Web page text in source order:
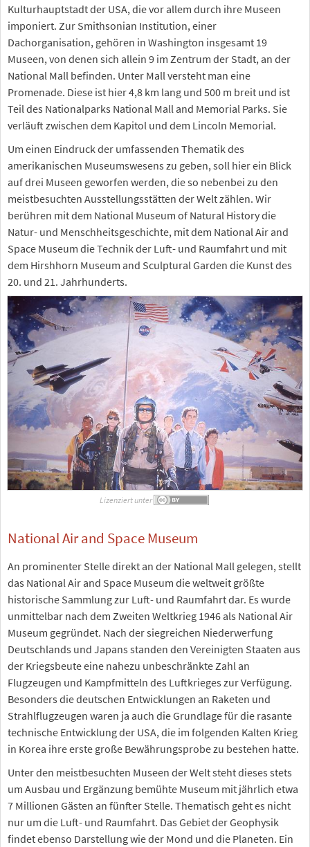
Kulturhauptstadt der USA, die vor allem durch ihre Museen
imponiert. Zur Smithsonian Institution, einer
Dachorganisation, gehören in Washington insgesamt 19
Museen, von denen sich allein 9 im Zentrum der Stadt, an der
National Mall befinden. Unter Mall versteht man eine
Promenade. Diese ist hier 4,8 km lang und 500 m breit und ist
Teil des Nationalparks National Mall and Memorial Parks. Sie
verläuft zwischen dem Kapitol und dem Lincoln Memorial.
Um einen Eindruck der umfassenden Thematik des
amerikanischen Museumswesens zu geben, soll hier ein Blick
auf drei Museen geworfen werden, die so nebenbei zu den
meistbesuchten Ausstellungsstätten der Welt zählen. Wir
berühren mit dem National Museum of Natural History die
Natur- und Menschheitsgeschichte, mit dem National Air and
Space Museum die Technik der Luft- und Raumfahrt und mit
dem Hirshhorn Museum and Sculptural Garden die Kunst des
20. und 21. Jahrhunderts.
Lizenziert unter
National Air and Space Museum
An prominenter Stelle direkt an der National Mall gelegen, stellt
das National Air and Space Museum die weltweit größte
historische Sammlung zur Luft- und Raumfahrt dar. Es wurde
unmittelbar nach dem Zweiten Weltkrieg 1946 als National Air
Museum gegründet. Nach der siegreichen Niederwerfung
Deutschlands und Japans standen den Vereinigten Staaten aus
der Kriegsbeute eine nahezu unbeschränkte Zahl an
Flugzeugen und Kampfmitteln des Luftkrieges zur Verfügung.
Besonders die deutschen Entwicklungen an Raketen und
Strahlflugzeugen waren ja auch die Grundlage für die rasante
technische Entwicklung der USA, die im folgenden Kalten Krieg
in Korea ihre erste große Bewährungsprobe zu bestehen hatte.
Unter den meistbesuchten Museen der Welt steht dieses stets
um Ausbau und Ergänzung bemühte Museum mit jährlich etwa
7 Millionen Gästen an fünfter Stelle. Thematisch geht es nicht
nur um die Luft- und Raumfahrt. Das Gebiet der Geophysik
findet ebenso Darstellung wie der Mond und die Planeten. Ein